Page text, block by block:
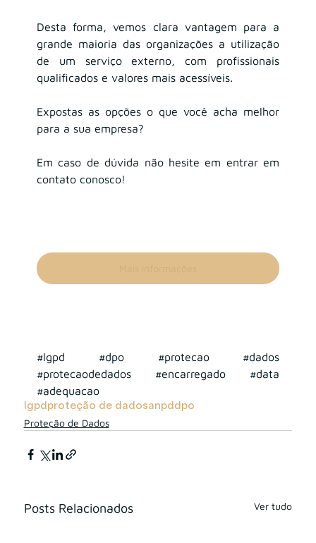
Desta forma, vemos clara vantagem para a
grande maioria das organizações a utilização
de um serviço externo, com profissionais
qualificados e valores mais acessíveis.
Expostas as opções o que você acha melhor
para a sua empresa?
Em caso de dúvida não hesite em entrar em
contato conosco!
#lgpd #dpo #protecao
#dados
#protecaodedados
#encarregado
#data
#adequacao
lgpdproteção de dadosanpddpo
Proteção de Dados
Posts Relacionados Ver tudo